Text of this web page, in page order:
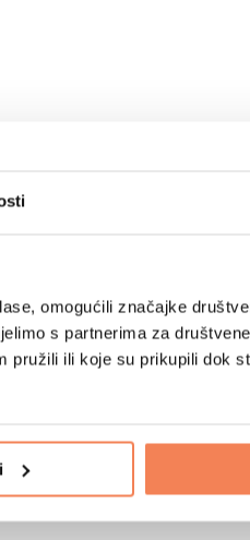
omogućili značajke
s partnerima za
pružili ili koje su prikupili dok